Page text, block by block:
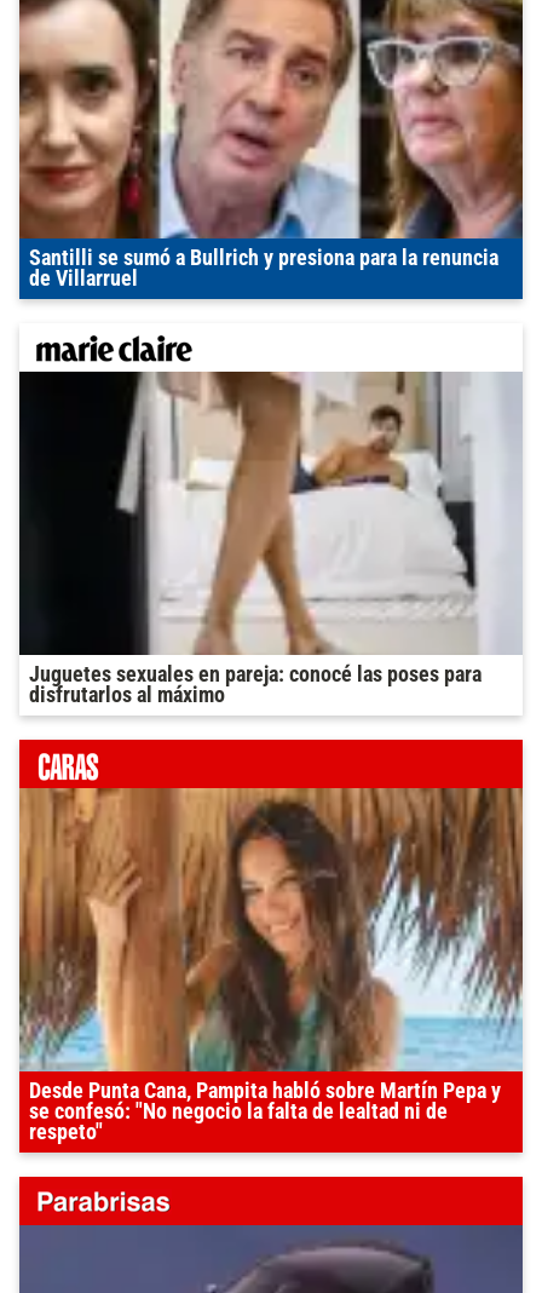
Santilli se sumó a Bullrich y presiona para la renuncia
de Villarruel
Juguetes sexuales en pareja: conocé las poses para
disfrutarlos al máximo
Desde Punta Cana, Pampita habló sobre Martín Pepa y
se confesó: "No negocio la falta de lealtad ni de
respeto"